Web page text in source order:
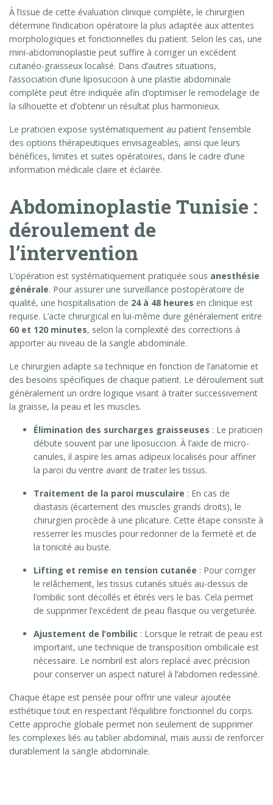
À l’issue de cette évaluation clinique complète, le chirurgien
détermine l’indication opératoire la plus adaptée aux attentes
morphologiques et fonctionnelles du patient. Selon les cas, une
mini-abdominoplastie peut suffire à corriger un excédent
cutanéo-graisseux localisé. Dans d’autres situations,
l’association d’une liposuccion à une plastie abdominale
complète peut être indiquée afin d’optimiser le remodelage de
la silhouette et d’obtenir un résultat plus harmonieux.
Le praticien expose systématiquement au patient l’ensemble
des options thérapeutiques envisageables, ainsi que leurs
bénéfices, limites et suites opératoires, dans le cadre d’une
information médicale claire et éclairée.
Abdominoplastie Tunisie :
déroulement de
l’intervention
L’opération est systématiquement pratiquée sous anesthésie
générale. Pour assurer une surveillance postopératoire de
qualité, une hospitalisation de 24 à 48 heures en clinique est
requise. L’acte chirurgical en lui-même dure généralement entre
60 et 120 minutes, selon la complexité des corrections à
apporter au niveau de la sangle abdominale.
Le chirurgien adapte sa technique en fonction de l’anatomie et
des besoins spécifiques de chaque patient. Le déroulement suit
généralement un ordre logique visant à traiter successivement
la graisse, la peau et les muscles.
Élimination des surcharges graisseuses : Le praticien
débute souvent par une liposuccion. À l’aide de micro-
canules, il aspire les amas adipeux localisés pour affiner
la paroi du ventre avant de traiter les tissus.
Traitement de la paroi musculaire : En cas de
diastasis (écartement des muscles grands droits), le
chirurgien procède à une plicature. Cette étape consiste à
resserrer les muscles pour redonner de la fermeté et de
la tonicité au buste.
Lifting et remise en tension cutanée : Pour corriger
le relâchement, les tissus cutanés situés au-dessus de
l’ombilic sont décollés et étirés vers le bas. Cela permet
de supprimer l’excédent de peau flasque ou vergeturée.
Ajustement de l’ombilic : Lorsque le retrait de peau est
important, une technique de transposition ombilicale est
nécessaire. Le nombril est alors replacé avec précision
pour conserver un aspect naturel à l’abdomen redessiné.
Chaque étape est pensée pour offrir une valeur ajoutée
esthétique tout en respectant l’équilibre fonctionnel du corps.
Cette approche globale permet non seulement de supprimer
les complexes liés au tablier abdominal, mais aussi de renforcer
durablement la sangle abdominale.